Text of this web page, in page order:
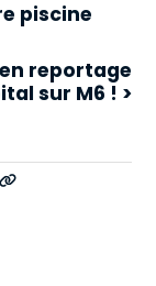
piscine
reportage
sur M6 ! >